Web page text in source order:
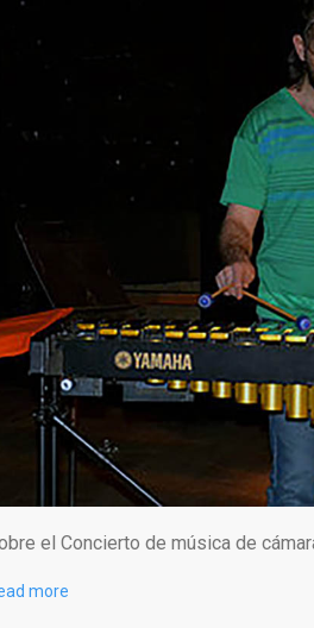
el Concierto de música de
more